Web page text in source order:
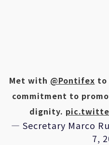
Met with @Pontifex to
commitment to
dignity.
— Secretary Marco
7,